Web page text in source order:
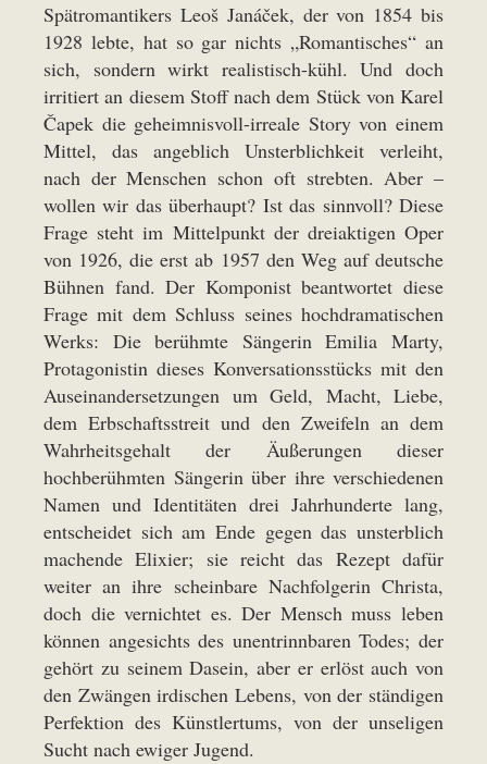
Spätromantikers Leoš Janáček, der von 1854 bis
1928 lebte, hat so gar nichts „Romantisches“ an
sich, sondern wirkt realistisch-kühl. Und doch
irritiert an diesem Stoff nach dem Stück von Karel
Čapek die geheimnisvoll-irreale Story von einem
Mittel, das angeblich Unsterblichkeit verleiht,
nach der Menschen schon oft strebten. Aber –
wollen wir das überhaupt? Ist das sinnvoll? Diese
Frage steht im Mittelpunkt der dreiaktigen Oper
von 1926, die erst ab 1957 den Weg auf deutsche
Bühnen fand. Der Komponist beantwortet diese
Frage mit dem Schluss seines hochdramatischen
Werks: Die berühmte Sängerin Emilia Marty,
Protagonistin dieses Konversationsstücks mit den
Auseinandersetzungen um Geld, Macht, Liebe,
dem Erbschaftsstreit und den Zweifeln an dem
Wahrheitsgehalt der Äußerungen dieser
hochberühmten Sängerin über ihre verschiedenen
Namen und Identitäten drei Jahrhunderte lang,
entscheidet sich am Ende gegen das unsterblich
machende Elixier; sie reicht das Rezept dafür
weiter an ihre scheinbare Nachfolgerin Christa,
doch die vernichtet es. Der Mensch muss leben
können angesichts des unentrinnbaren Todes; der
gehört zu seinem Dasein, aber er erlöst auch von
den Zwängen irdischen Lebens, von der ständigen
Perfektion des Künstlertums, von der unseligen
Sucht nach ewiger Jugend.